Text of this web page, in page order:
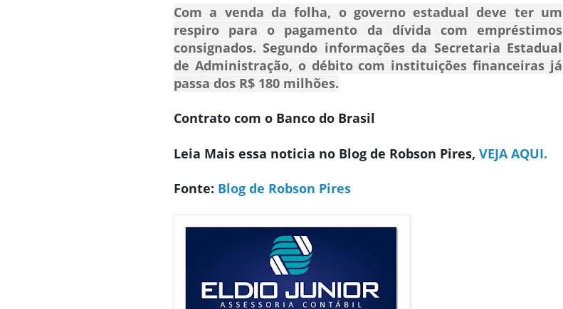
Com a venda da folha, o governo estadual deve ter um
respiro para o pagamento da dívida com empréstimos
consignados. Segundo informações da Secretaria Estadual
de Administração, o débito com instituições financeiras já
passa dos R$ 180 milhões.
Contrato com o Banco do Brasil
Leia Mais essa noticia no Blog de Robson Pires, VEJA AQUI.
Fonte: Blog de Robson Pires